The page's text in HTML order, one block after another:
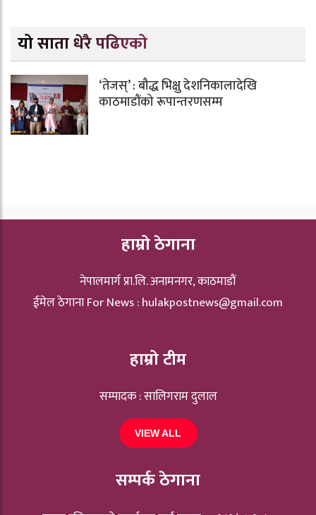
यो साता धेरै पढिएको
‘तेजस्’ : बौद्ध भिक्षु देशनिकालादेखि
काठमाडौंको रूपान्तरणसम्म
हाम्रो ठेगाना
नेपालमार्ग प्रा.लि. अनामनगर, काठमाडौं
ईमेल ठेगाना For News :hulakpostnews@gmail.com
हाम्रो टीम
सम्पादक : सालिगराम दुलाल
VIEW ALL
सम्पर्क ठेगाना